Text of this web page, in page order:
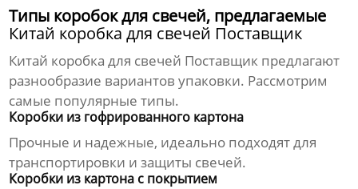
Типы коробок для свечей, предлагаемые
Китай коробка для свечей Поставщик
Китай коробка для свечей Поставщик предлагают
разнообразие вариантов упаковки. Рассмотрим
самые популярные типы.
Коробки из гофрированного картона
Прочные и надежные, идеально подходят для
транспортировки и защиты свечей.
Коробки из картона с покрытием